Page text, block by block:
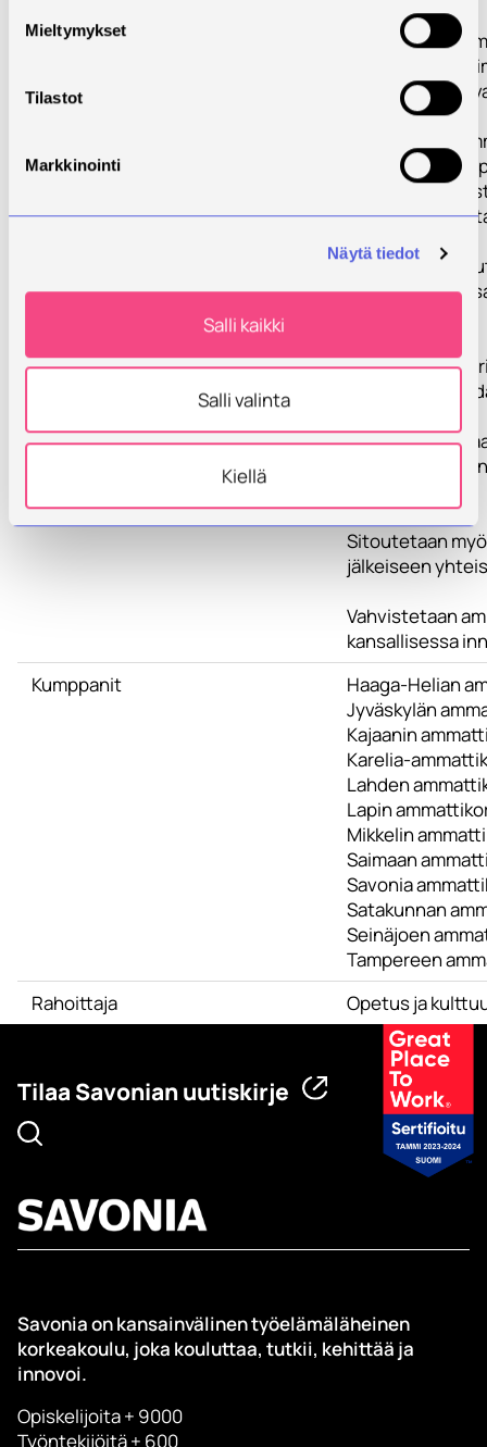
Mieltymykset
Tilastot
Markkinointi
Näytä tiedot
Salli kaikki
Salli valinta
Kiellä
Mara-alan
alueellisen
selkiytetään ja
Parannetaan
henkilöstön ja
pedagoginen
Opiskelijoiden
kehittämällä
Digitaalinen
Sitoutetaan
jälkeiseen
Vahvistetaan
kansallisessa
Kumppanit
Haaga-Helian
Jyväskylän
Kajaanin
Karelia-
Lahden
Lapin
Mikkelin
Saimaan
Savonia
Satakunnan
Seinäjoen
Tampereen
Rahoittaja
Opetus ja
Tilaa Savonian uutiskirje
Savonia on kansainvälinen työelämäläheinen
korkeakoulu, joka kouluttaa, tutkii, kehittää ja
innovoi.
Opiskelijoita + 9000
Työntekijöitä + 600